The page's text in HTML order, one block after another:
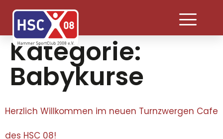
Kategorie:
Babykurse
Herzlich Willkommen im neuen Turnzwergen Cafe
des HSC 08!